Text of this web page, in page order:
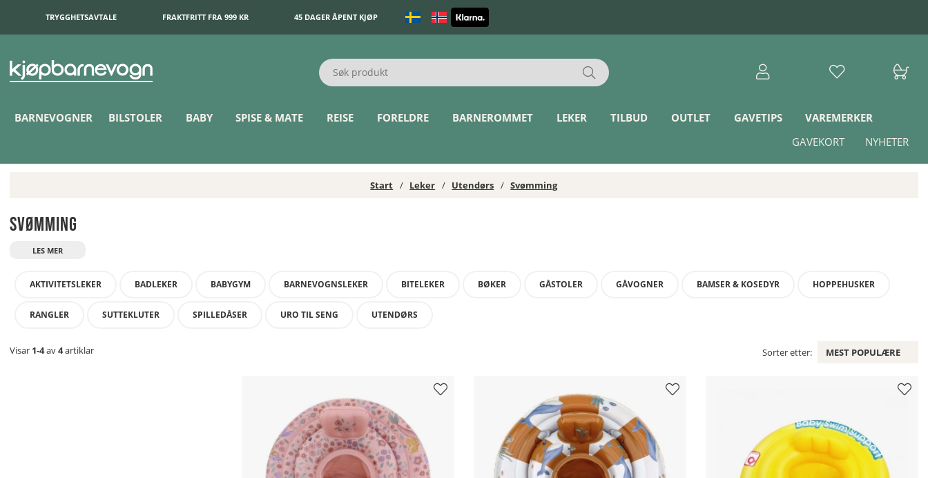
TRYGGHETSAVTALE FRAKTFRITT FRA 999 KR 45 DAGER ÅPENT KJØP
BARNEVOGNER BILSTOLER BABY SPISE & MATE REISE FORELDRE BARNEROMMET LEKER TILBUD OUTLET GAVETIPS
VAREMERKER
NYHETER
GAVEKORT
Start Leker Utendørs Svømming
Svømming
AKTIVITETSLEKER BADLEKER BABYGYM BARNEVOGNSLEKER BITELEKER BØKER GÅSTOLER GÅVOGNER BAMSER & KOSEDYR HOPPEHUSKER
RANGLER SUTTEKLUTER SPILLEDÅSER URO TIL SENG UTENDØRS
Visar 1-4av4artiklar Sorter etter: MEST POPULÆRE